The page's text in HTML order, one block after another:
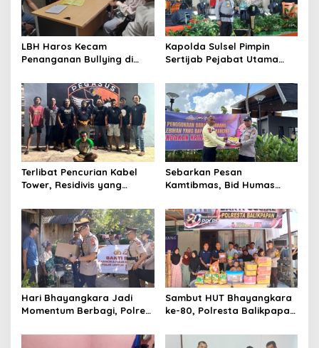
LBH Haros Kecam
Penanganan Bullying di
Justru Dipaksa Pindah
Kapolda Sulsel Pimpin
Sertijab Pejabat Utama
Serta Lantik Karolog dan
Kapolresta Gowa
Terlibat Pencurian Kabel
Tower, Residivis yang
Ditangkap Tim Gabungan di
Jeneponto
Sebarkan Pesan
Kamtibmas, Bid Humas
Pemasangan Spanduk
serta Pembagian Stiker
Hari Bhayangkara Jadi
Momentum Berbagi, Polres
Membutuhkan
Sambut HUT Bhayangkara
ke-80, Polresta Balikpapan
Asuhan Jabal Rahmah